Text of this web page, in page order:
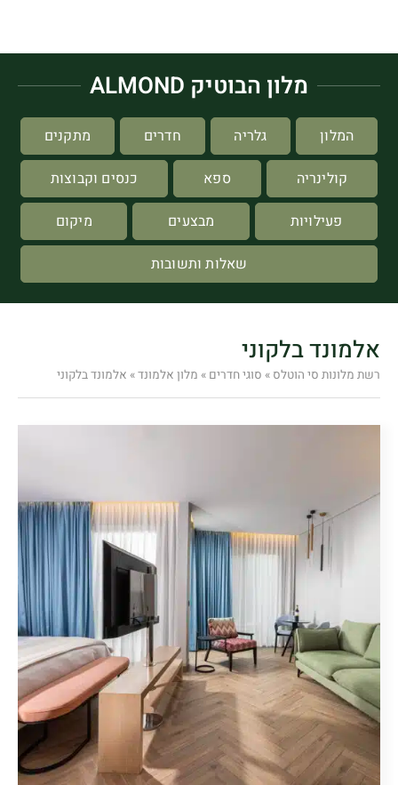
מלון הבוטיק ALMOND
המלון גלריה חדרים
מתקנים
קולינריה
ספא
כנסים וקבוצות
פעילויות
מבצעים
מיקום
שאלות ותשובות
אלמונד בלקוני
רשת מלונות סי הוטלס » סוגי חדרים » מלון אלמונד» אלמונד בלקוני